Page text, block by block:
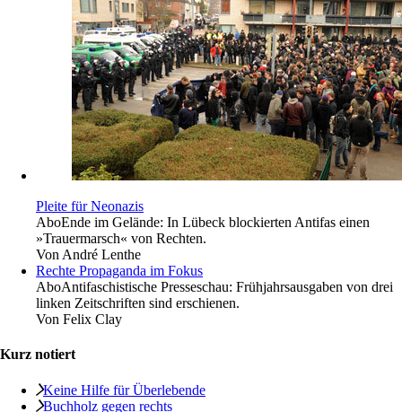
Pleite für Neonazis
AboEnde im Gelände: In Lübeck blockierten Antifas einen
»Trauermarsch« von Rechten.
Von André Lenthe
Rechte Propaganda im Fokus
AboAntifaschistische Presseschau: Frühjahrsausgaben von drei
linken Zeitschriften sind erschienen.
Von Felix Clay
Kurz notiert
Keine Hilfe für Überlebende
Buchholz gegen rechts